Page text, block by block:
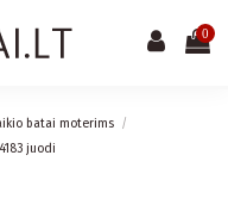
0
batai moterims
juodi